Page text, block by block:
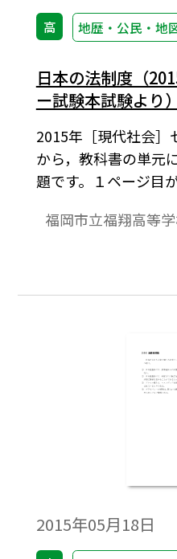
高 地歴・公民・地
日本の法制度（
ー試験本試験より）
2015年［現代社会］
から，教科書の単元
題です。１ページ目
福岡市立福翔高等
2015年05月18日